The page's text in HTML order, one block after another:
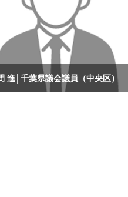
進│千葉県議会議員（中央区）